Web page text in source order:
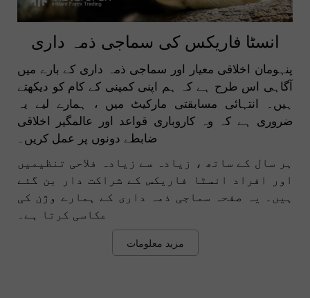
انسٹا فاریکس کی سماجی ذمہ داری
پنہومان اخلاقی معیار اور سماجی ذمہ داری کے بارے میں
آگاہی اس طرح ہے کہ ہم اپنی کمپنی کے کام کو دیکھتے
ہیں۔ انتہائی مسابقتی مارکیٹ میں ، ہمارے لیے یہ
ضروری ہے کہ وہ کاروباری قواعد اور عالمگیر اخلاقی
ضابطے دونوں پر عمل کریں۔
ہر سال کے ساتھ ، زیادہ سے زیادہ فلاحی تنظیمیں
اور افراد انسٹا فاریکس کے شراکت دار بن گئے
ہیں۔ یہ صفحہ سماجی ذمہ داری کے ہمارے وژن کی
عکاسی کرتا ہے۔
مزید معلومات